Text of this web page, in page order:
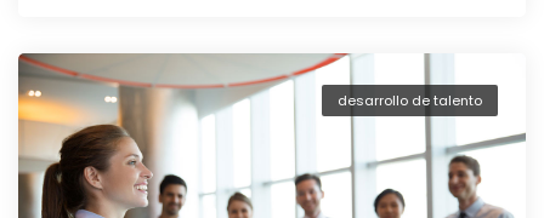
desarrollo de talento